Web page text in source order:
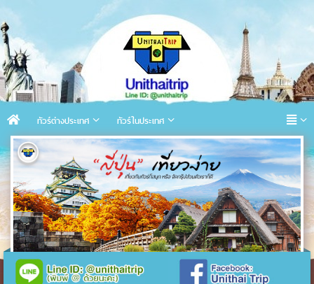
ทัวร์ต่างประเทศ ทัวร์ในประเทศ